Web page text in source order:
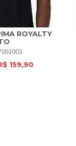
GG
ROYALTY
159,90